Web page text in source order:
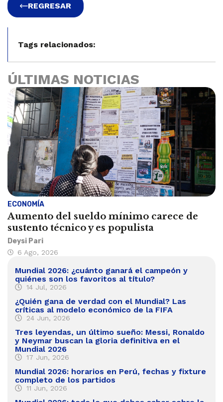
REGRESAR
Tags relacionados:
ÚLTIMAS NOTICIAS
ECONOMÍA
Aumento del sueldo mínimo carece de
sustento técnico y es populista
Deysi Pari
6 Ago, 2026
Mundial 2026: ¿cuánto ganará el campeón y
quiénes son los favoritos al título?
14 Jul, 2026
¿Quién gana de verdad con el Mundial? Las
críticas al modelo económico de la FIFA
24 Jun, 2026
Tres leyendas, un último sueño: Messi, Ronaldo
y Neymar buscan la gloria definitiva en el
Mundial 2026
17 Jun, 2026
Mundial 2026: horarios en Perú, fechas y fixture
completo de los partidos
11 Jun, 2026